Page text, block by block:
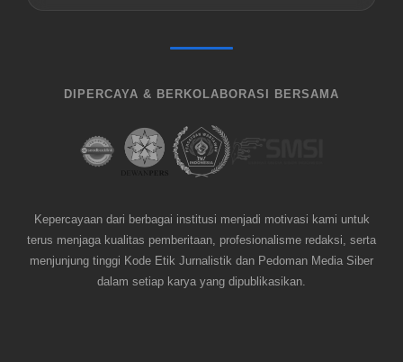
DIPERCAYA & BERKOLABORASI BERSAMA
Kepercayaan dari berbagai institusi menjadi motivasi kami untuk
terus menjaga kualitas pemberitaan, profesionalisme redaksi, serta
menjunjung tinggi Kode Etik Jurnalistik dan Pedoman Media Siber
dalam setiap karya yang dipublikasikan.